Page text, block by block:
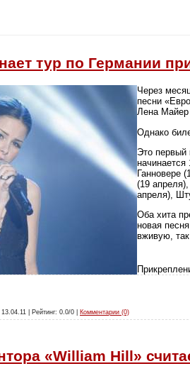
тур по Германии
Через
песни
Лена Майер
Однако
Это первый
Ганновере
(19
апреля),
Оба хита
новая
вживую,
13.04.11 | Рейтинг: 0.0/0 | Комментарии (0)
«William Hill»